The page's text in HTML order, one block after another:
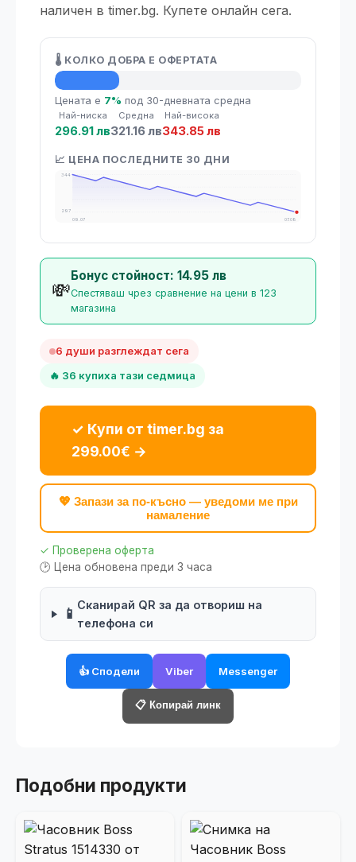
наличен в timer.bg. Купете онлайн сега.
🌡️ КОЛКО ДОБРА Е ОФЕРТАТА
💡 Средна цена
Цената е 7% под 30-дневната средна
Най-ниска
296.91 лв
Средна
321.16 лв
Най-висока
343.85 лв
📈 ЦЕНА ПОСЛЕДНИТЕ 30 ДНИ
344
297
09.07
07.08
💸
Бонус стойност: 14.95 лв
Спестяваш чрез сравнение на цени в 123
магазина
6 души разглеждат сега
🔥 36 купиха тази седмица
✓ Купи от timer.bg за
299.00€ →
💖 Запази за по-късно — уведоми ме при
намаление
✓ Проверена оферта
🕑 Цена обновена преди 3 часа
📱
Сканирай QR за да отвориш на
телефона си
👍 Сподели Viber Messenger
📋 Копирай линк
Подобни продукти